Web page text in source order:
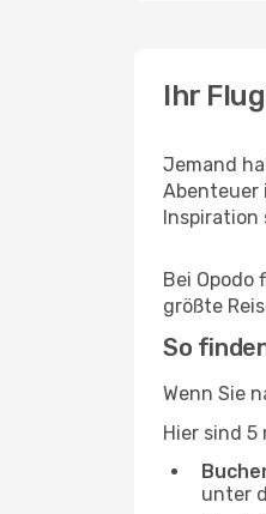
Ihr
Jemand
Abenteuer
Inspiration
Bei Opodo
größte
So
Wenn Sie
Hier sind
unter